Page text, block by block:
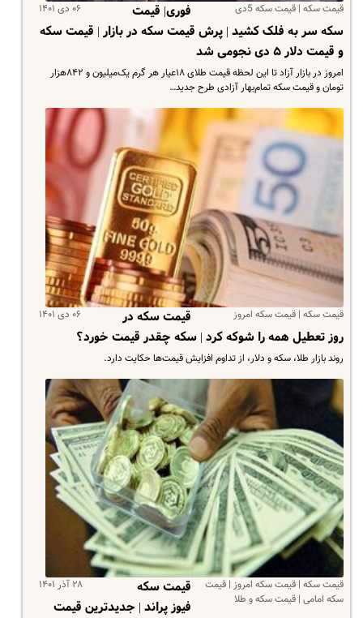
قیمت سکه | قیمت سکه 5دی ۰۶ دی ۱۴۰۱
فوری| قیمت
سکه سر به فلک کشید | پرش قیمت سکه در بازار | قیمت سکه
و قیمت دلار ۵ دی نجومی شد
امروز در بازار آزاد تا این لحظه قیمت طلای ۱۸عیار هر گرم یک‌میلیون و ۸۴۲هزار
تومان و قیمت سکه تمام‌بهار آزادی طرح جدید…
قیمت سکه | قیمت سکه امروز ۰۶ دی ۱۴۰۱
قیمت سکه در
روز تعطیل همه را شوکه کرد | سکه چقدر قیمت خورد؟
روند بازار طلا، سکه و دلار، از تداوم افزایش قیمت‌ها حکایت دارد.
قیمت سکه | قیمت سکه امروز | قیمت
سکه امامی | قیمت سکه و طلا
۲۸ آذر ۱۴۰۱
قیمت سکه
فیوز پراند | جدیدترین قیمت‌